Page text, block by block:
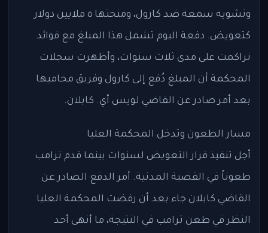
وتشويه سمعة ضد كارول، ومنحتها ٥ ملايين دولار
كتعويض. دفعة اليوم تشمل هذا المبلغ مع فوائد
تراكمت على مدى ثلاث سنوات، وأظهرت سجلات
المحكمة أن المبلغ دُفع إلى كارول وفريق محاميها
بعد أمر صادر عن القاضي لويس أي. كابلان.
مسار الطعون وتدخل المحكمة العليا
أجل تنفيذ قرار التعويض لسنوات بينما قدم ترامب
طعوناً في القضية المدنية. أمر الدفع الصادر عن
القاضي كابلان جاء بعد أن رفضت المحكمة العليا
النظر في طعن ترامب في النتيجة، ما أنهى أحد